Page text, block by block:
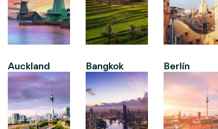
Auckland Bangkok Berlín